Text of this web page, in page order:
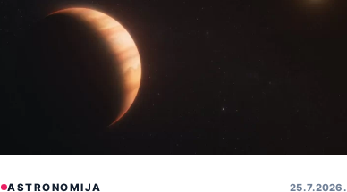
ASTRONOMIJA 25. 7. 2026.